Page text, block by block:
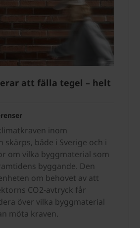
att fälla tegel – helt
inom
skärps, både i Sverige och i
om vilka byggmaterial som
byggande. Den
om behovet av att
CO2-avtryck får
över vilka byggmaterial
möta kraven.